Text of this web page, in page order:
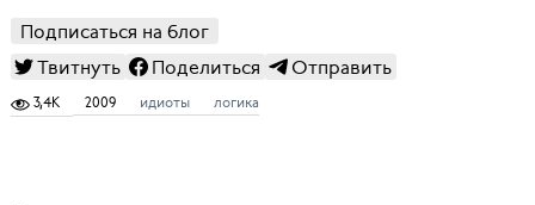
Подписаться на блог
Твитнуть
Поделиться Отправить
3,4K 2009 идиоты логика